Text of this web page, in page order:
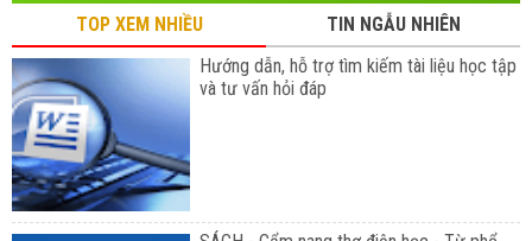
TOP XEM NHIỀU
TIN NGẪU NHIÊN
Hướng dẫn, hỗ trợ tìm kiếm tài liệu học tập
và tư vấn hỏi đáp